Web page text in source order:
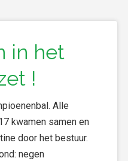
in het
!
Alle
kwamen samen en
door het bestuur.
negen